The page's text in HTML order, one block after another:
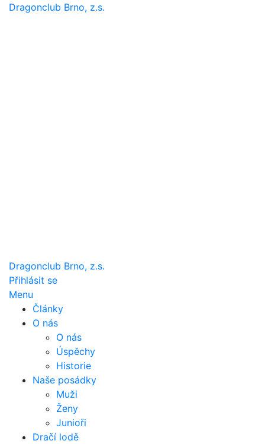
Dragonclub Brno, z.s.
Dragonclub Brno, z.s.
Přihlásit se
Menu
Články
O nás
O nás
Úspěchy
Historie
Naše posádky
Muži
Ženy
Junioři
Dračí lodě